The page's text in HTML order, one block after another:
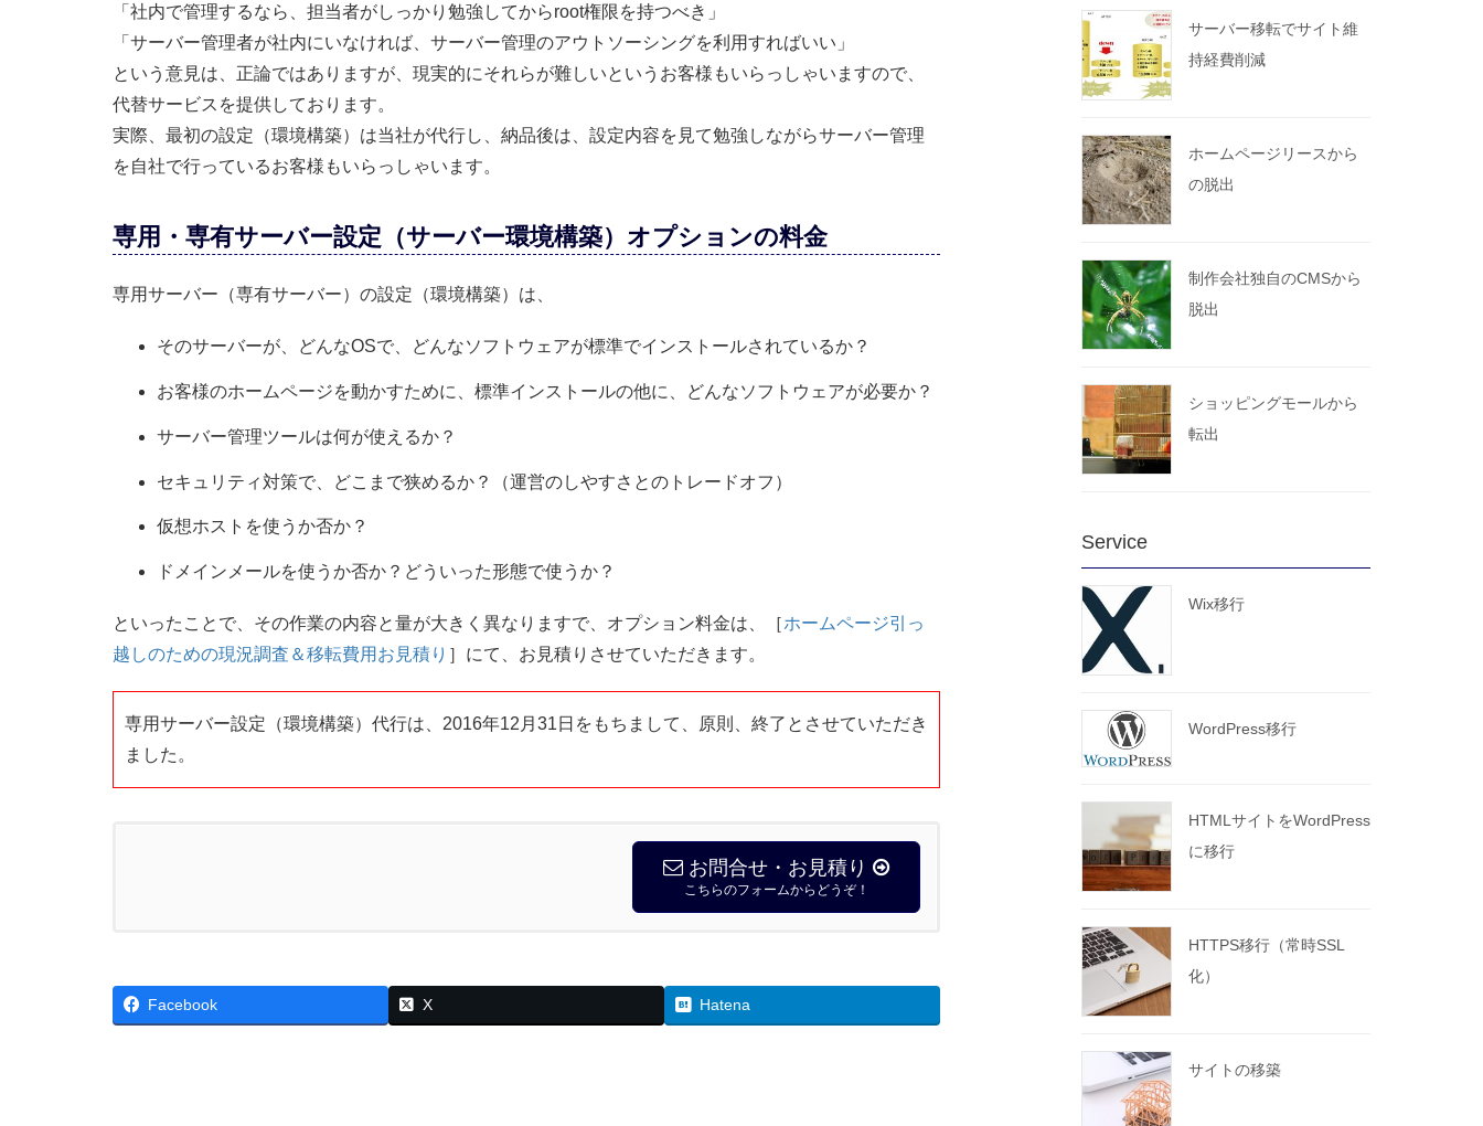
「社内で管理するなら、担当者がしっかり勉強してからroot権限を持つべき」
「サーバー管理者が社内にいなければ、サーバー管理のアウトソーシングを利用すればいい」
という意見は、正論ではありますが、現実的にそれらが難しいというお客様もいらっしゃいますので、
代替サービスを提供しております。
実際、最初の設定（環境構築）は当社が代行し、納品後は、設定内容を見て勉強しながらサーバー管理
を自社で行っているお客様もいらっしゃいます。
専用・専有サーバー設定（サーバー環境構築）オプションの料金
専用サーバー（専有サーバー）の設定（環境構築）は、
そのサーバーが、どんなOSで、どんなソフトウェアが標準でインストールされているか？
お客様のホームページを動かすために、標準インストールの他に、どんなソフトウェアが必要か？
サーバー管理ツールは何が使えるか？
セキュリティ対策で、どこまで狭めるか？（運営のしやすさとのトレードオフ）
仮想ホストを使うか否か？
ドメインメールを使うか否か？どういった形態で使うか？
といったことで、その作業の内容と量が大きく異なりますで、オプション料金は、［ホームページ引っ
越しのための現況調査＆移転費用お見積り ］にて、お見積りさせていただきます。
専用サーバー設定（環境構築）代行は、2016年12月31日をもちまして、原則、終了とさせていただき
ました。
お問合せ・お見積り
こちらのフォームからどうぞ！
Facebook X Hatena
サーバー移転でサイト維
持経費削減
ホームページリースから
の脱出
制作会社独自のCMSから
脱出
ショッピングモールから
転出
Service
Wix移行
WordPress移行
HTMLサイトをWordPress
に移行
HTTPS移行（常時SSL
化）
サイトの移築